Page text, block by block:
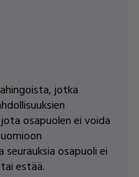
jotka
osapuolen ei voida
osapuoli ei
estää.